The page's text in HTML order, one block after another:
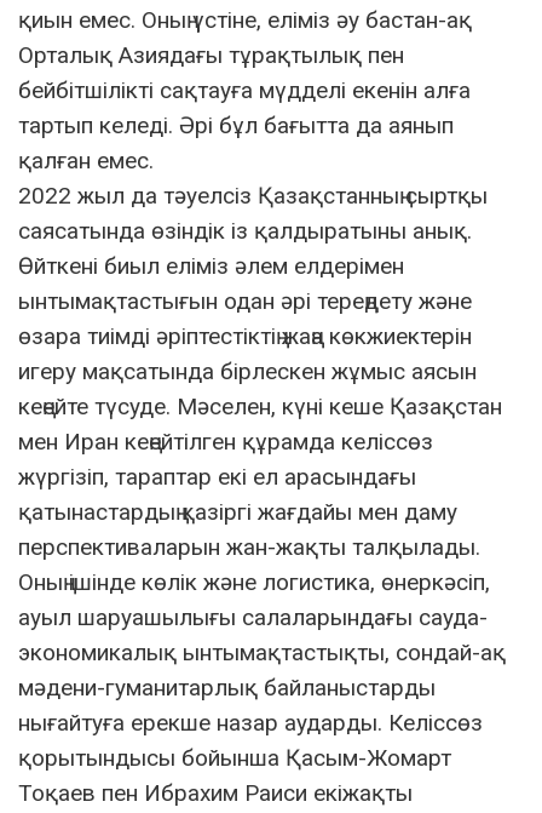
қиын емес. Оның үстіне, еліміз әу бастан-ақ
Орталық Азиядағы тұрақтылық пен
бейбітшілікті сақтауға мүдделі екенін алға
тартып келеді. Әрі бұл бағытта да аянып
қалған емес.
2022 жыл да тәуелсіз Қазақстанның сыртқы
саясатында өзіндік із қалдыратыны анық.
Өйткені биыл еліміз әлем елдерімен
ынтымақтастығын одан әрі тереңдету және
өзара тиімді әріптестіктің жаңа көкжиектерін
игеру мақсатында бірлескен жұмыс аясын
кеңейте түсуде. Мәселен, күні кеше Қазақстан
мен Иран кеңейтілген құрамда келіссөз
жүргізіп, тараптар екі ел арасындағы
қатынастардың қазіргі жағдайы мен даму
перспективаларын жан-жақты талқылады.
Оның ішінде көлік және логистика, өнеркәсіп,
ауыл шаруашылығы салаларындағы сауда-
экономикалық ынтымақтастықты, сондай-ақ
мәдени-гуманитарлық байланыстарды
нығайтуға ерекше назар аударды. Келіссөз
қорытындысы бойынша Қасым-Жомарт
Тоқаев пен Ибрахим Раиси екіжақты